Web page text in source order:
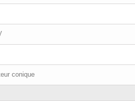
conique